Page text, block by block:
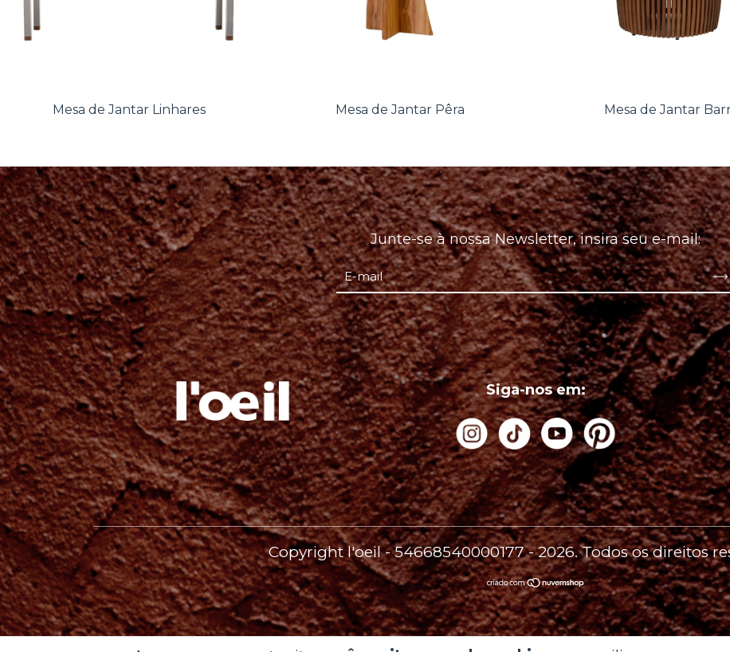
Mesa de Jantar Linhares Mesa de Jantar Pêra Mesa de Jantar
Junte-se à nossa Newsletter, insira seu e-mail:
Siga-nos em:
Copyright l'oeil - 54668540000177 - 2026. Todos os direitos